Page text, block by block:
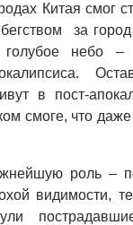
Китая смог
за город
небо –
в пост-
смоге, что
роль –
видимости,